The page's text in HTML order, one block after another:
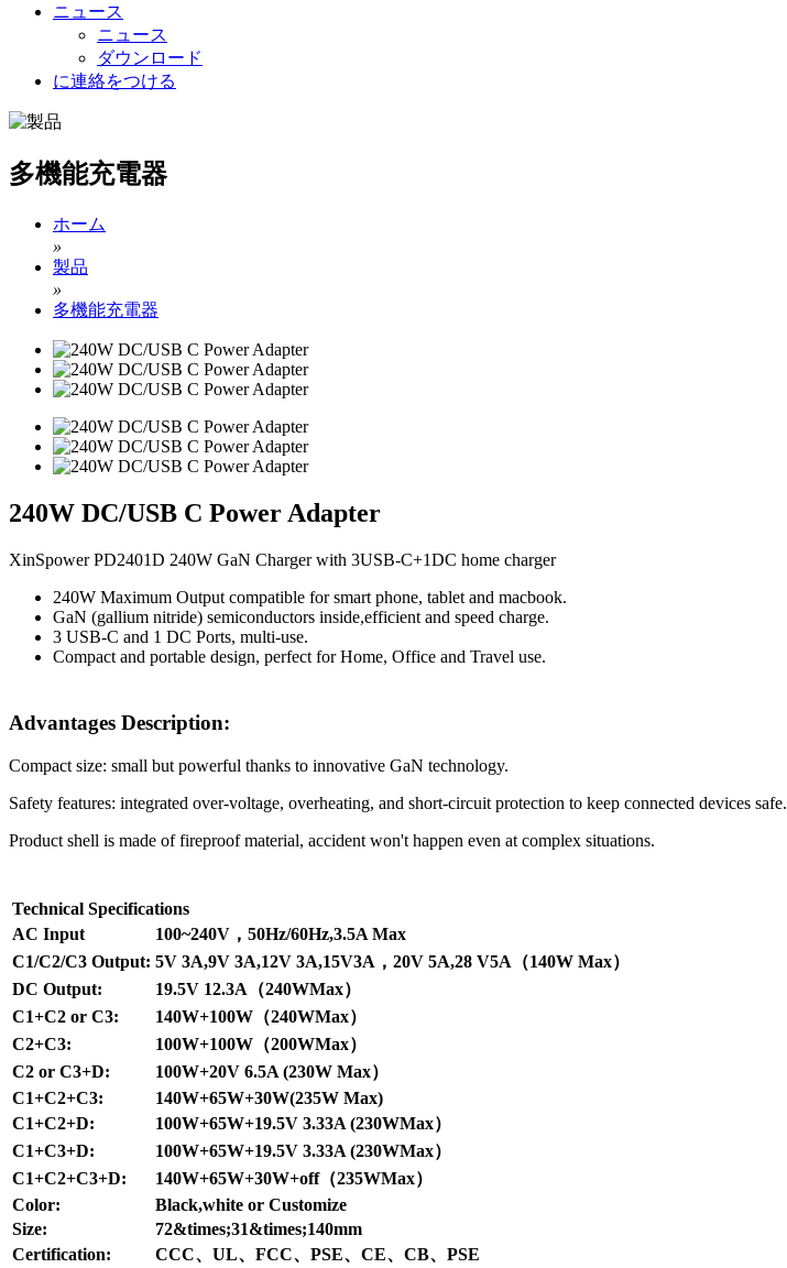
ニュース
ニュース
ダウンロード
に連絡をつける
多機能充電器
ホーム
»
製品
»
多機能充電器
240W DC/USB C Power Adapter
XinSpower PD2401D 240W GaN Charger with 3USB-C+1DC home charger
240W Maximum Output compatible for smart phone, tablet and macbook.
GaN (gallium nitride) semiconductors inside,efficient and speed charge.
3 USB-C and 1 DC Ports, multi-use.
Compact and portable design, perfect for Home, Office and Travel use.
Advantages Description:
Compact size: small but powerful thanks to innovative GaN technology.
Safety features: integrated over-voltage, overheating, and short-circuit protection to keep connected devices safe.
Product shell is made of fireproof material, accident won't happen even at complex situations.
Technical Specifications
AC Input
100~240V，50Hz/60Hz,3.5A Max
C1/C2/C3 Output: 5V 3A,9V 3A,12V 3A,15V3A，20V 5A,28 V5A（140W Max）
DC Output:
19.5V 12.3A（240WMax）
C1+C2 or C3:
140W+100W（240WMax）
C2+C3:
100W+100W（200WMax）
C2 or C3+D:
100W+20V 6.5A (230W Max）
C1+C2+C3:
140W+65W+30W(235W Max)
C1+C2+D:
100W+65W+19.5V 3.33A (230WMax）
C1+C3+D:
100W+65W+19.5V 3.33A (230WMax）
C1+C2+C3+D:
140W+65W+30W+off（235WMax）
Color:
Black,white or Customize
Size:
72&times;31&times;140mm
Certification:
CCC、UL、FCC、PSE、CE、CB、PSE